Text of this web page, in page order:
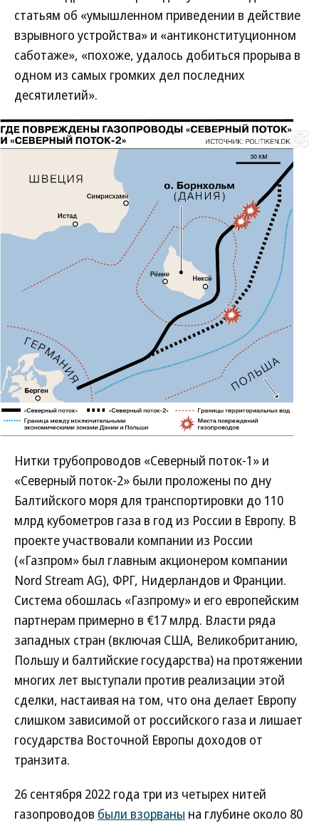
статьям об «умышленном приведении в действие
взрывного устройства» и «антиконституционном
саботаже», «похоже, удалось добиться прорыва в
одном из самых громких дел последних
десятилетий».
Нитки трубопроводов «Северный поток-1» и
«Северный поток-2» были проложены по дну
Балтийского моря для транспортировки до 110
млрд кубометров газа в год из России в Европу. В
проекте участвовали компании из России
(«Газпром» был главным акционером компании
Nord Stream AG), ФРГ, Нидерландов и Франции.
Система обошлась «Газпрому» и его европейским
партнерам примерно в €17 млрд. Власти ряда
западных стран (включая США, Великобританию,
Польшу и балтийские государства) на протяжении
многих лет выступали против реализации этой
сделки, настаивая на том, что она делает Европу
слишком зависимой от российского газа и лишает
государства Восточной Европы доходов от
транзита.
26 сентября 2022 года три из четырех нитей
газопроводов были взорваны на глубине около 80